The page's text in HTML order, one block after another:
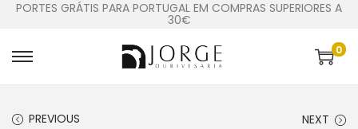
PORTES GRÁTIS PARA PORTUGAL EM COMPRAS SUPERIORES A
30€
0
PREVIOUS NEXT